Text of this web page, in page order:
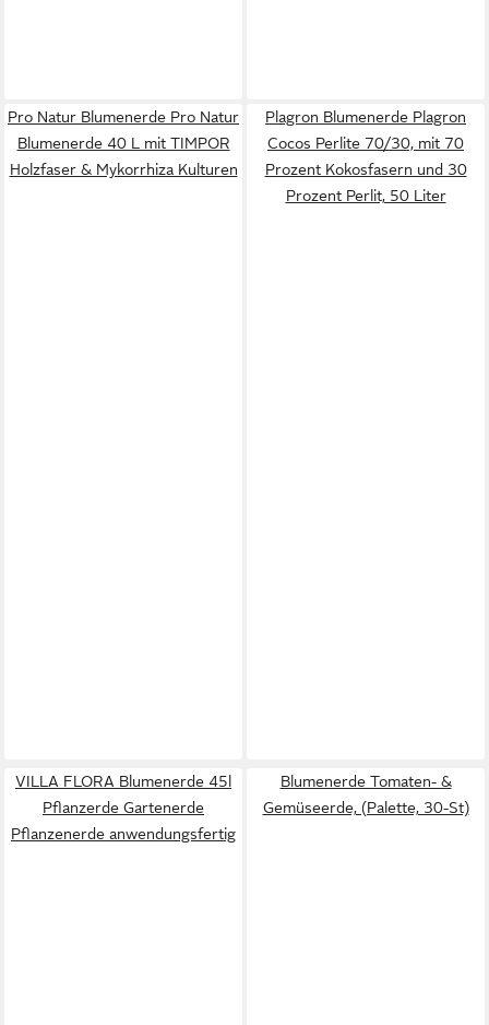
Pro Natur Blumenerde Pro Natur
Blumenerde 40 L mit TIMPOR
Holzfaser & Mykorrhiza Kulturen
Plagron Blumenerde Plagron
Cocos Perlite 70/30, mit 70
Prozent Kokosfasern und 30
Prozent Perlit, 50 Liter
VILLA FLORA Blumenerde 45l
Pflanzerde Gartenerde
Pflanzenerde anwendungsfertig
Blumenerde Tomaten- &
Gemüseerde, (Palette, 30-St)